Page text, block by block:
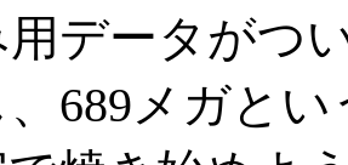
データがつ
、689メガと